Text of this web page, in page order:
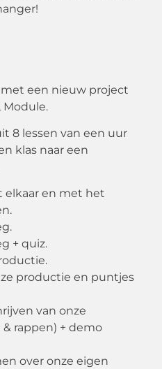
een nieuw project
Module.
8 lessen van een uur
klas naar een
elkaar en met het
+ quiz.
productie en puntjes
van onze
rappen) + demo
over onze eigen